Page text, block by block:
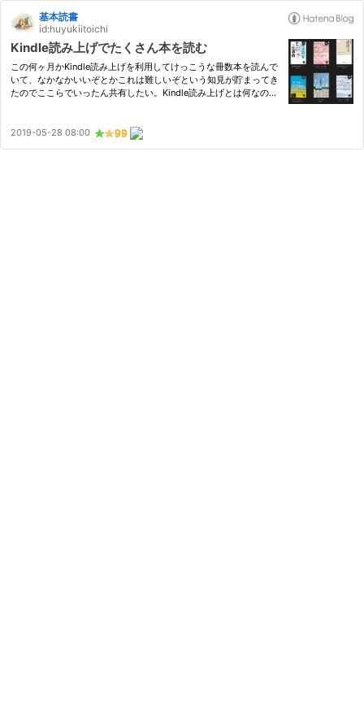
基本読書
id:huyukiitoichi
Kindle読み上げでたくさん本を読む
この何ヶ月かKindle読み上げを利用してけっこうな冊数本を読んで
いて、なかなかいいぞとかこれは難しいぞという知見が貯まってき
たのでここらでいったん共有したい。Kindle読み上げとは何なのか
2019-05-28 08:00